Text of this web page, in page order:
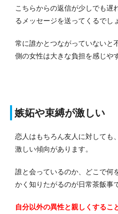
こちらからの返信が少しでも遅
るメッセージを送ってくるでし
常に誰かとつながっていないと
側の女性は大きな負担を感じや
嫉妬や束縛が激しい
恋人はもちろん友人に対しても
激しい傾向があります。
誰と会っているのか、どこで何
かく知りたがるのが日常茶飯事
自分以外の異性と親しくするこ